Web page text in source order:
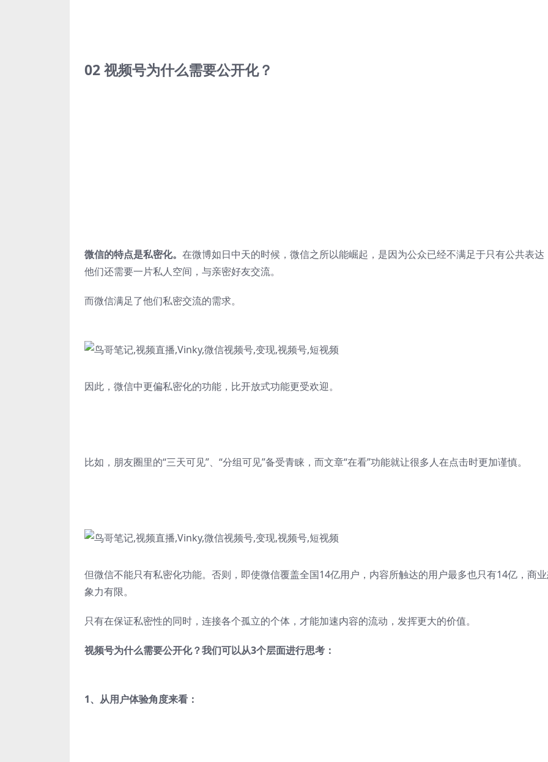
02 视频号为什么需要公开化？
微信的特点是私密化。 在微博如日中天的时候，微信之所以能崛起，是因为公众已经不满足于只有公共表达
他们还需要一片私人空间，与亲密好友交流。
而微信满足了他们私密交流的需求。
因此，微信中更偏私密化的功能，比开放式功能更受欢迎。
比如，朋友圈里的“三天可见”、“分组可见”备受青睐，而文章“在看”功能就让很多人在点击时更加谨慎。
但微信不能只有私密化功能。否则，即使微信覆盖全国14亿用户，内容所触达的用户最多也只有14亿，商
象力有限。
只有在保证私密性的同时，连接各个孤立的个体，才能加速内容的流动，发挥更大的价值。
视频号为什么需要公开化？我们可以从3个层面进行思考：
1、从用户体验角度来看：